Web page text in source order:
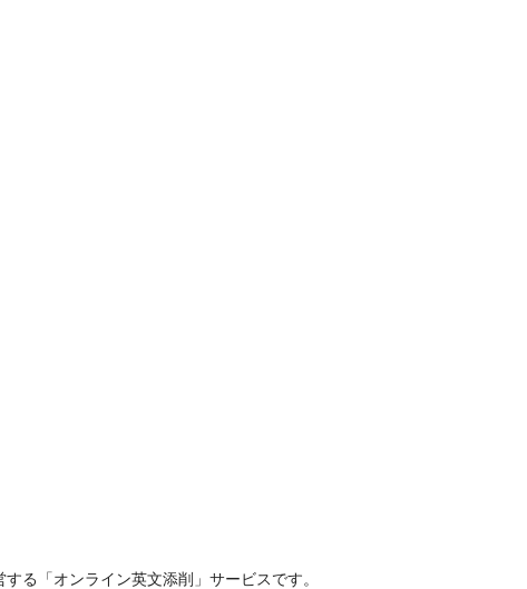
る「オンライン英文添削」サービスです。